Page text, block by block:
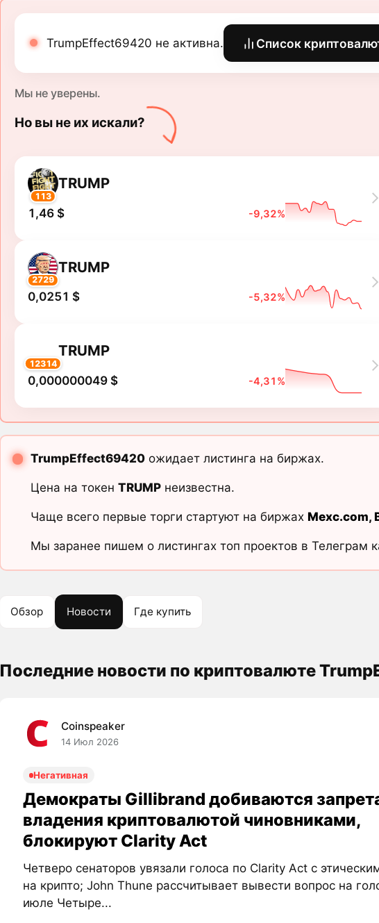
TrumpEffect69420 не активна. Список
Мы не уверены.
Но вы не их искали?
113
TRUMP
1,46 $ -9,32%
2729
TRUMP
0,0251 $ -5,32%
12314
TRUMP
0,000000049 $ -4,31%
TrumpEffect69420ожидает листинга на биржах.
Цена на токен TRUMPнеизвестна.
Чаще всего первые торги стартуют на биржах Mexc.com,
Мы заранее пишем о листингах топ проектов в Телеграм
Обзор Новости Где купить
Последние новости по криптовалюте
Coinspeaker
14 Июл 2026
Негативная
Демократы Gillibrand добиваются
владения криптовалютой чиновниками,
блокируют Clarity Act
Четверо сенаторов увязали голоса по Clarity Act с
на крипто; John Thune рассчитывает вывести вопрос на
июле Четыре...